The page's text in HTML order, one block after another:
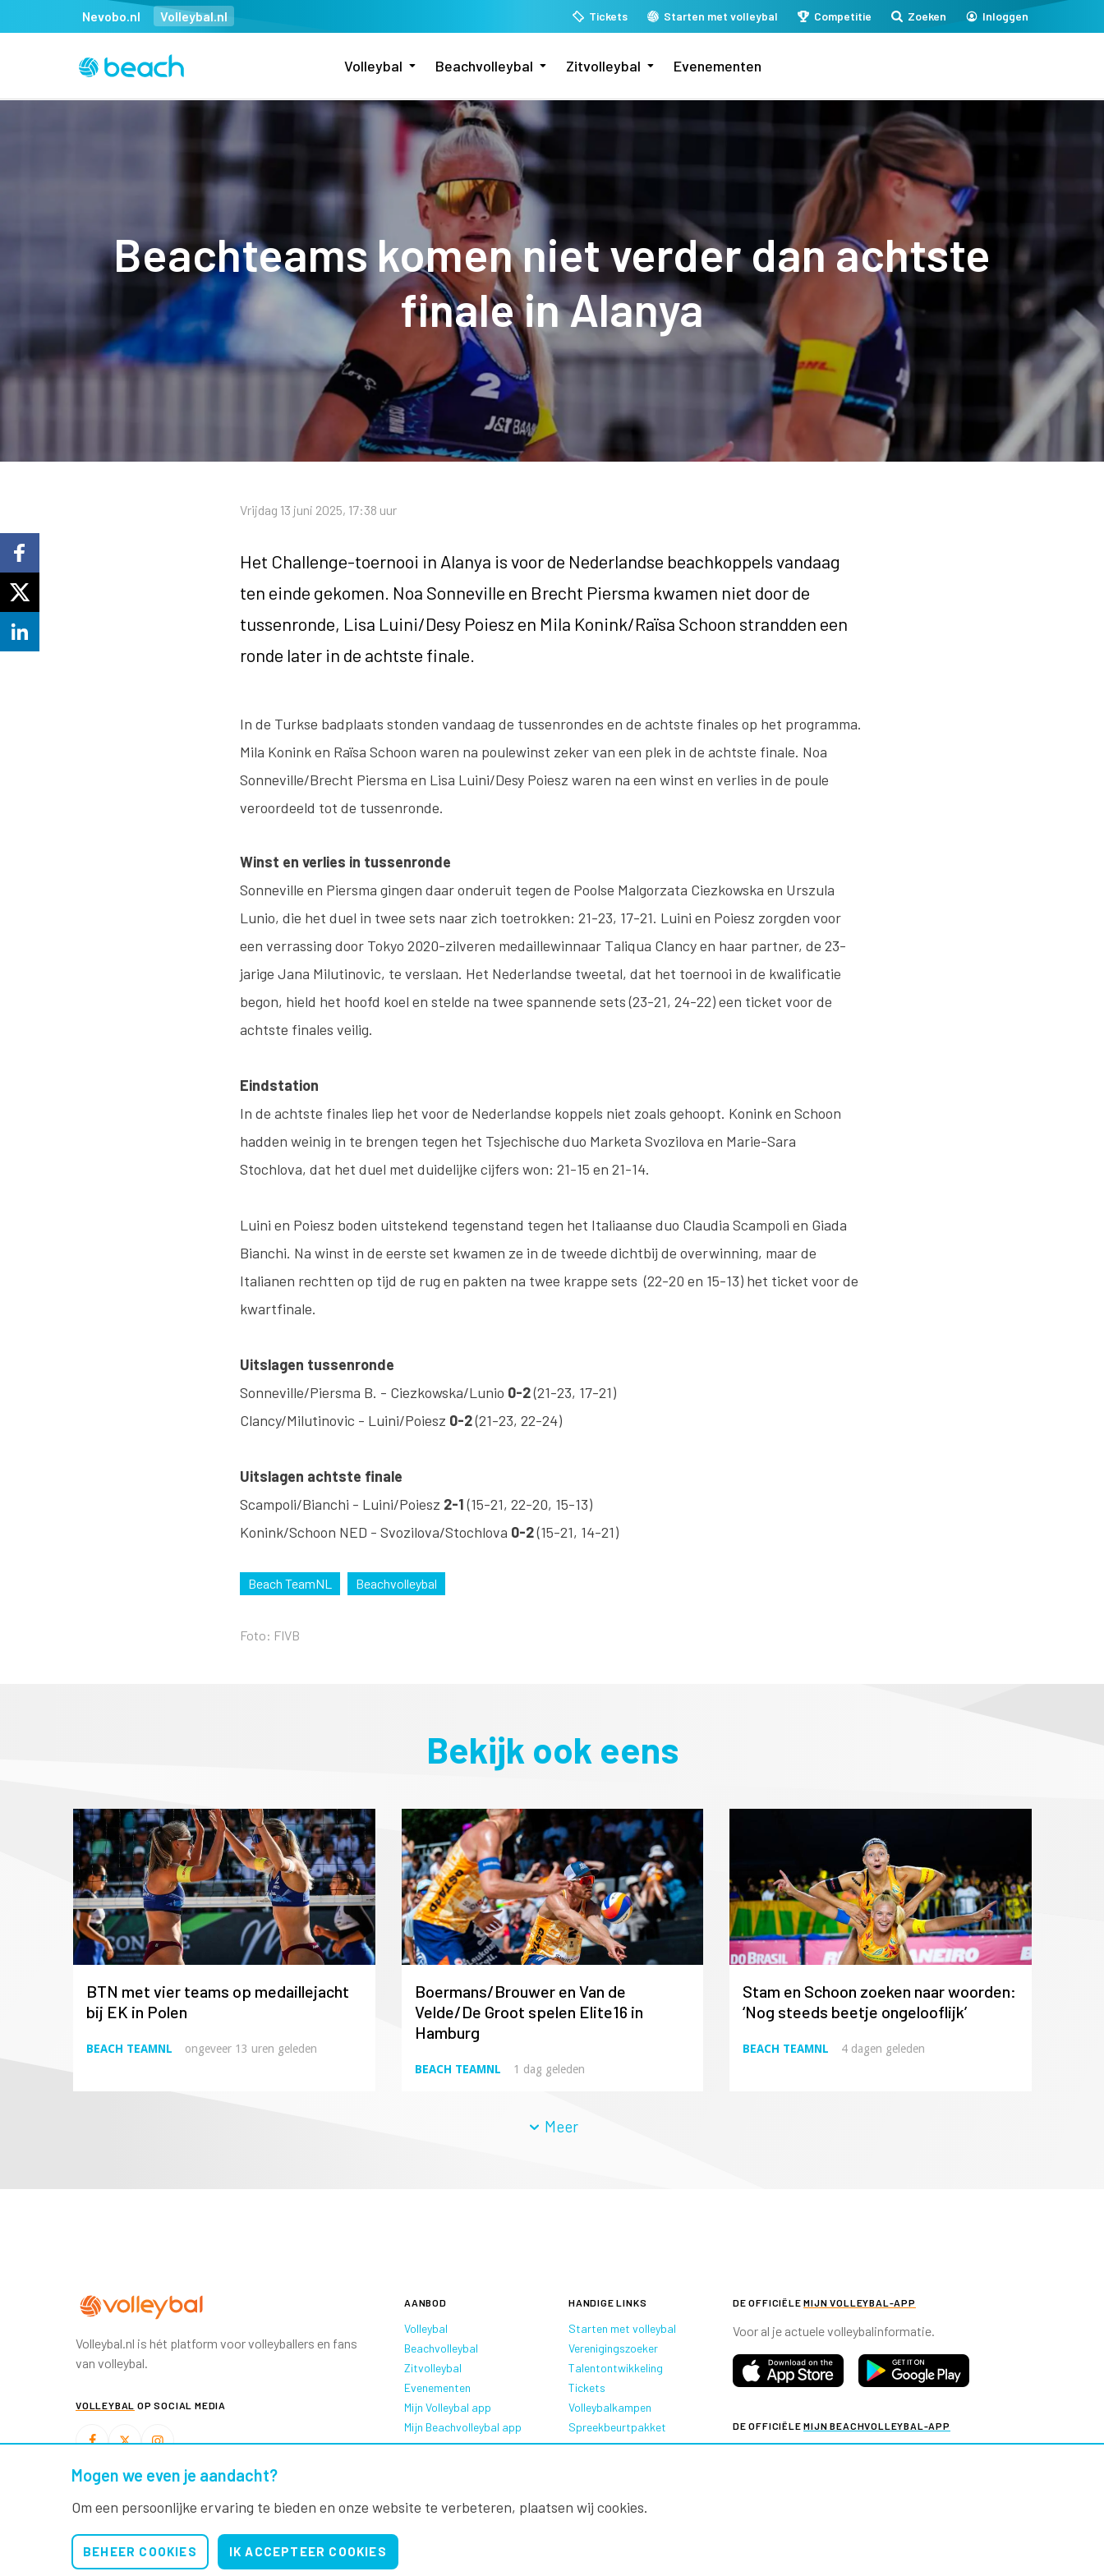
Nevobo.nl Volleybal.nl Tickets Starten met volleybal Competitie Zoeken Inloggen
Volleybal Beachvolleybal Zitvolleybal Evenementen
Beachteams komen niet verder dan achtste
finale in Alanya
Vrijdag 13 juni 2025, 17:38 uur
Het Challenge-toernooi in Alanya is voor de Nederlandse beachkoppels vandaag
ten einde gekomen. Noa Sonneville en Brecht Piersma kwamen niet door de
tussenronde, Lisa Luini/Desy Poiesz en Mila Konink/Raïsa Schoon strandden een
ronde later in de achtste finale.
In de Turkse badplaats stonden vandaag de tussenrondes en de achtste finales op het programma.
Mila Konink en Raïsa Schoon waren na poulewinst zeker van een plek in de achtste finale. Noa
Sonneville/Brecht Piersma en Lisa Luini/Desy Poiesz waren na een winst en verlies in de poule
veroordeeld tot de tussenronde.
Winst en verlies in tussenronde
Sonneville en Piersma gingen daar onderuit tegen de Poolse Malgorzata Ciezkowska en Urszula
Lunio, die het duel in twee sets naar zich toetrokken: 21-23, 17-21. Luini en Poiesz zorgden voor
een verrassing door Tokyo 2020-zilveren medaillewinnaar Taliqua Clancy en haar partner, de 23-
jarige Jana Milutinovic, te verslaan. Het Nederlandse tweetal, dat het toernooi in de kwalificatie
begon, hield het hoofd koel en stelde na twee spannende sets (23-21, 24-22) een ticket voor de
achtste finales veilig.
Eindstation
In de achtste finales liep het voor de Nederlandse koppels niet zoals gehoopt. Konink en Schoon
hadden weinig in te brengen tegen het Tsjechische duo Marketa Svozilova en Marie-Sara
Stochlova, dat het duel met duidelijke cijfers won: 21-15 en 21-14.
Luini en Poiesz boden uitstekend tegenstand tegen het Italiaanse duo Claudia Scampoli en Giada
Bianchi. Na winst in de eerste set kwamen ze in de tweede dichtbij de overwinning, maar de
Italianen rechtten op tijd de rug en pakten na twee krappe sets (22-20 en 15-13) het ticket voor de
kwartfinale.
Uitslagen tussenronde
Sonneville/Piersma B. - Ciezkowska/Lunio 0-2(21-23, 17-21)
Clancy/Milutinovic - Luini/Poiesz 0-2(21-23, 22-24)
Uitslagen achtste finale
Scampoli/Bianchi - Luini/Poiesz 2-1(15-21, 22-20, 15-13)
Konink/Schoon NED - Svozilova/Stochlova 0-2(15-21, 14-21)
Beach TeamNL Beachvolleybal
Foto: FIVB
Bekijk ook eens
BTN met vier teams op medaillejacht
bij EK in Polen
BEACH TEAMNL ongeveer 13 uren geleden
Boermans/Brouwer en Van de
Velde/De Groot spelen Elite16 in
Hamburg
BEACH TEAMNL 1 dag geleden
Stam en Schoon zoeken naar woorden:
‘Nog steeds beetje ongelooflijk’
BEACH TEAMNL 4 dagen geleden
Meer
Volleybal.nl is hét platform voor volleyballers en fans
van volleybal.
VOLLEYBAL OP SOCIAL MEDIA
AANBOD
Volleybal
Beachvolleybal
Zitvolleybal
Evenementen
Mijn Volleybal app
Mijn Beachvolleybal app
HANDIGE LINKS
Starten met volleybal
Verenigingszoeker
Talentontwikkeling
Tickets
Volleybalkampen
Spreekbeurtpakket
Oranje Ambassadeurs
DE OFFICIËLEMIJN VOLLEYBAL-APP
Voor al je actuele volleybalinformatie.
DE OFFICIËLEMIJN BEACHVOLLEYBAL-APP
Mogen we even je aandacht?
Om een persoonlijke ervaring te bieden en onze website te verbeteren, plaatsen wij cookies.
BEHEER COOKIES IK ACCEPTEER COOKIES